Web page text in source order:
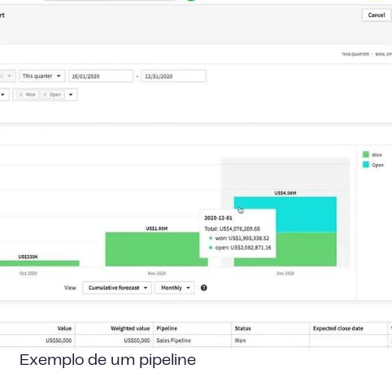
Exemplo de um pipeline